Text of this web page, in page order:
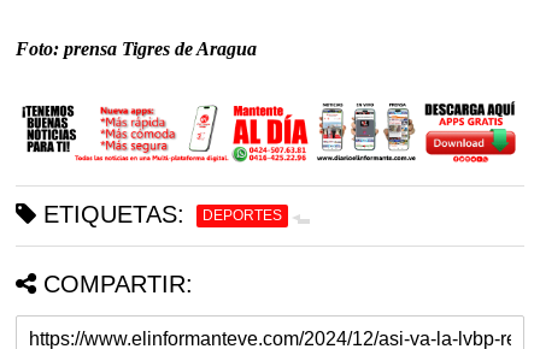
Foto: prensa Tigres de Aragua
ETIQUETAS: DEPORTES
COMPARTIR: